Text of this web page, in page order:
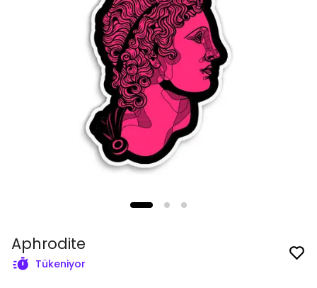
Aphrodite
Tükeniyor